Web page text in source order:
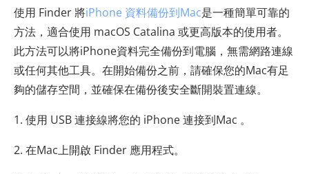
使用 Finder 將iPhone 資料備份到Mac是一種簡單可靠的
方法，適合使用 macOS Catalina 或更高版本的使用者。
此方法可以將iPhone資料完全備份到電腦，無需網路連線
或任何其他工具。在開始備份之前，請確保您的Mac有足
夠的儲存空間，並確保在備份後安全斷開裝置連線。
1. 使用 USB 連接線將您的 iPhone 連接到Mac 。
2. 在Mac上開啟 Finder 應用程式。